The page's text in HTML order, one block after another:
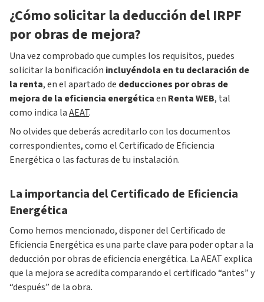
¿Cómo solicitar la deducción del IRPF
por obras de mejora?
Una vez comprobado que cumples los requisitos, puedes
solicitar la bonificación incluyéndola en tu declaración de
la renta, en el apartado de deducciones por obras de
mejora de la eficiencia energéticaen Renta WEB, tal
como indica laAEAT.
No olvides que deberás acreditarlo con los documentos
correspondientes, como el Certificado de Eficiencia
Energética o las facturas de tu instalación.
La importancia del Certificado de Eficiencia
Energética
Como hemos mencionado, disponer del Certificado de
Eficiencia Energética es una parte clave para poder optar a la
deducción por obras de eficiencia energética. La AEAT explica
que la mejora se acredita comparando el certificado “antes” y
“después” de la obra.